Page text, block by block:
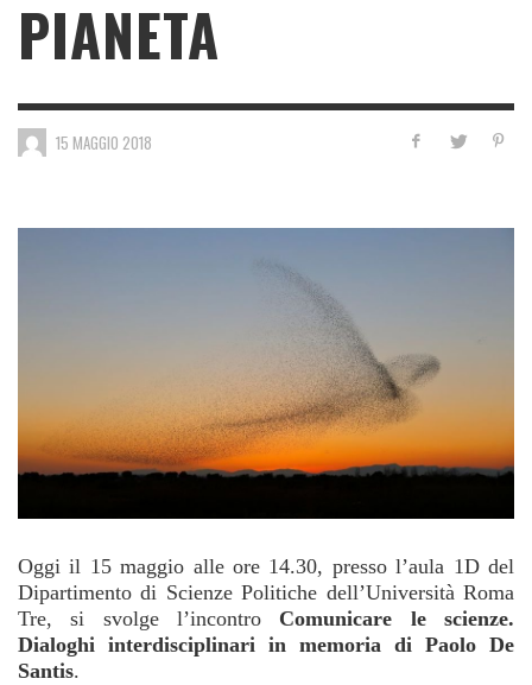
PIANETA
15 MAGGIO 2018
Oggi il 15 maggio alle ore 14.30, presso l’aula 1D del
Dipartimento di Scienze Politiche dell’Università Roma
Tre, si svolge l’incontro Comunicare le scienze.
Dialoghi interdisciplinari in memoria di Paolo De
Santis.